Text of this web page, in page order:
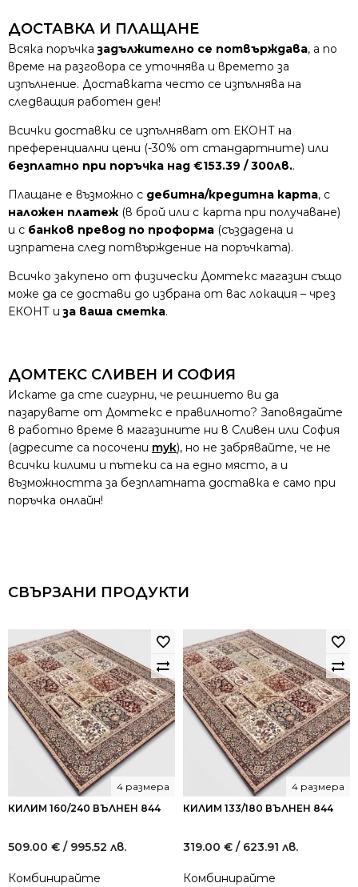
ДОСТАВКА И ПЛАЩАНЕ
Всяка поръчказадължително се потвърждава, а по
време на разговора се уточнява и времето за
изпълнение. Доставката често се изпълнява на
следващия работен ден!
Всички доставки се изпълняват от ЕКОНТ на
преференциални цени (-30% от стандартните) или
безплатно при поръчка над €153.39 / 300лв..
Плащане е възможно с дебитна/кредитна карта, с
наложен платеж (в брой или с карта при получаване)
и с банков превод по проформа (създадена и
изпратена след потвърждение на поръчката).
Всичко закупено от физически Домтекс магазин също
може да се достави до избрана от вас локация – чрез
ЕКОНТ иза ваша сметка.
ДОМТЕКС СЛИВЕН И СОФИЯ
Искате да сте сигурни, че решнието ви да
пазарувате от Домтекс е правилното? Заповядайте
в работно време в магазините ни в Сливен или София
(адресите са посочени тук), но не забрявайте, че не
всички килими и пътеки са на едно място, а и
възможността за безплатната доставка е само при
поръчка онлайн!
СВЪРЗАНИ ПРОДУКТИ
КИЛИМ 160/240 ВЪЛНЕН 844
4 размера
509.00 € / 995.52 лв.
Комбинирайте
КИЛИМ 133/180 ВЪЛНЕН 844
4 размера
319.00 € / 623.91 лв.
Комбинирайте